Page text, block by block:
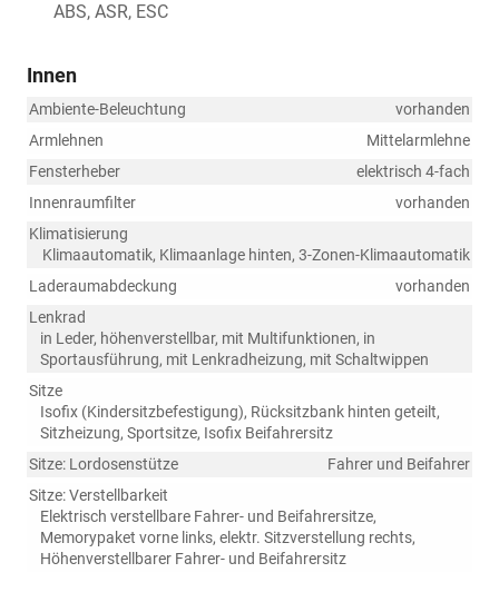
ABS, ASR, ESC
Innen
Ambiente-Beleuchtung
vorhanden
Armlehnen
Mittelarmlehne
Fensterheber
elektrisch 4-fach
Innenraumfilter
vorhanden
Klimatisierung
Klimaautomatik, Klimaanlage hinten, 3-Zonen-Klimaautomatik
Laderaumabdeckung
vorhanden
Lenkrad
in Leder, höhenverstellbar, mit Multifunktionen, in
Sportausführung, mit Lenkradheizung, mit Schaltwippen
Sitze
Isofix (Kindersitzbefestigung), Rücksitzbank hinten geteilt,
Sitzheizung, Sportsitze, Isofix Beifahrersitz
Sitze: Lordosenstütze
Fahrer und Beifahrer
Sitze: Verstellbarkeit
Elektrisch verstellbare Fahrer- und Beifahrersitze,
Memorypaket vorne links, elektr. Sitzverstellung rechts,
Höhenverstellbarer Fahrer- und Beifahrersitz